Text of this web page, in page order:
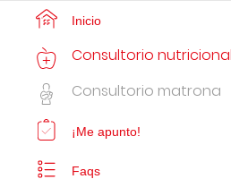
Inicio
Consultorio nutricional
Consultorio matrona
¡Me apunto!
Faqs